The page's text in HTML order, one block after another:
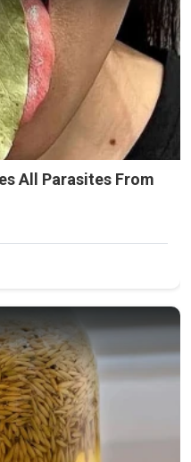
All Parasites From